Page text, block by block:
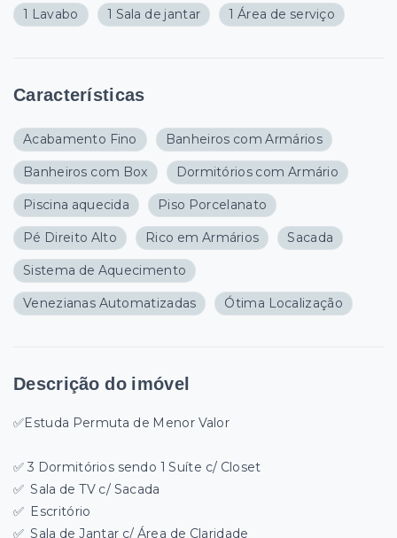
1 Lavabo 1 Sala de jantar 1 Área de serviço
Características
Acabamento Fino Banheiros com Armários
Banheiros com Box Dormitórios com Armário
Piscina aquecida Piso Porcelanato
Pé Direito Alto Rico em Armários Sacada
Sistema de Aquecimento
Venezianas Automatizadas Ótima Localização
Descrição do imóvel
✅Estuda Permuta de Menor Valor
✅ 3 Dormitórios sendo 1 Suíte c/ Closet
✅ Sala de TV c/ Sacada
✅ Escritório
✅ Sala de Jantar c/ Área de Claridade